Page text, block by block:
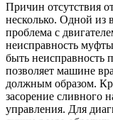
Причин отсутствия
несколько. Одной
проблема с
неисправность
быть неисправность
позволяет машине
должным образом.
засорение сливного
управления. Для